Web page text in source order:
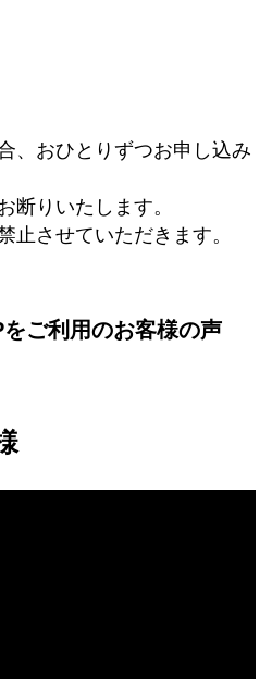
、おひとりずつお申し込み
断りいたします。
止させていただきます。
ご利用のお客様の声